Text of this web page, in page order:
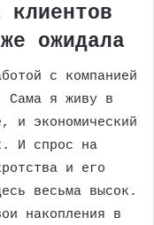
клиентов
ожидала
с компанией
Сама я живу в
и экономический
И спрос на
и его
весьма высок.
накопления в